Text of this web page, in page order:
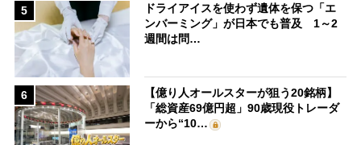
5
ドライアイスを使わず遺体を保つ「エ
ンバーミング」が日本でも普及 1～2
週間は問…
6
【億り人オールスターが狙う20銘柄】
「総資産69億円超」90歳現役トレーダ
ーから“10…